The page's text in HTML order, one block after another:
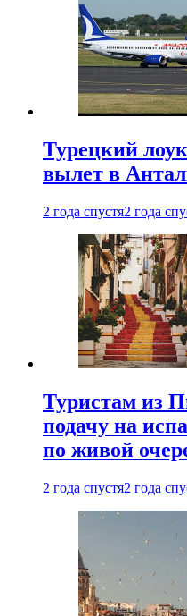
Турецкий
вылет в
2 года спустя2 года
Туристам из
подачу на
по живой
2 года спустя2 года